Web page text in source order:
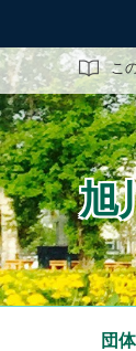
こ
サイト内検索
旭
団